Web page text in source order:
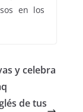
en los
y celebra
de tus